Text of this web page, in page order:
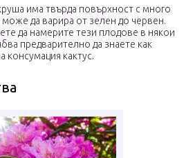
има твърда повърхност с много
може да варира от зелен до червен.
да намерите тези плодове в някои
предварително да знаете как
консумация кактус.